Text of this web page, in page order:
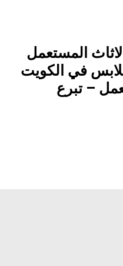
المستعمل
الملابس في الكويت
– تبرع